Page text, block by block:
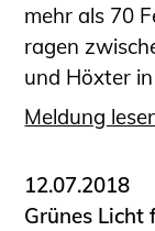
mehr als 70
ragen
und Höxter in
Meldung
12.07.2018
Grünes Licht